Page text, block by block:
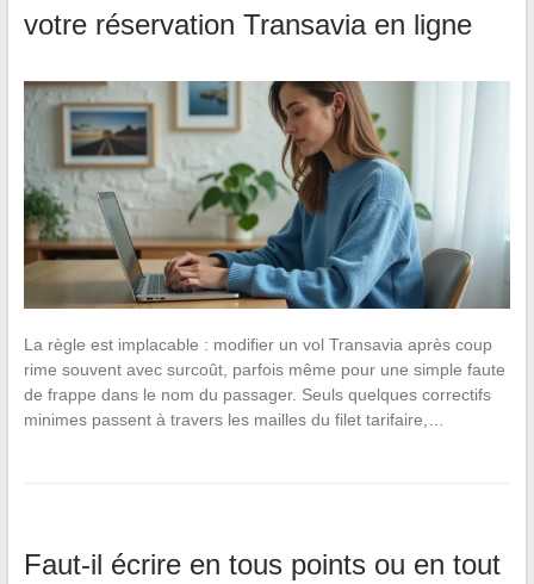
votre réservation Transavia en ligne
La règle est implacable : modifier un vol Transavia après coup
rime souvent avec surcoût, parfois même pour une simple faute
de frappe dans le nom du passager. Seuls quelques correctifs
minimes passent à travers les mailles du filet tarifaire,…
Faut-il écrire en tous points ou en tout